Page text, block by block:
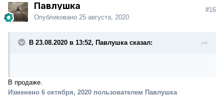
Павлушка
Опубликовано 25 августа, 2020
#16
В 23.08.2020 в 13:52, Павлушка сказал:
В продаже.
Изменено 6 октября, 2020 пользователем Павлушка